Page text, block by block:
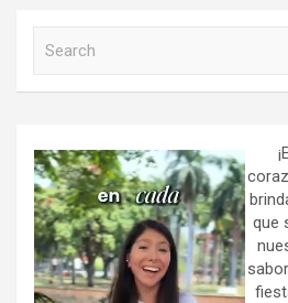
h
que